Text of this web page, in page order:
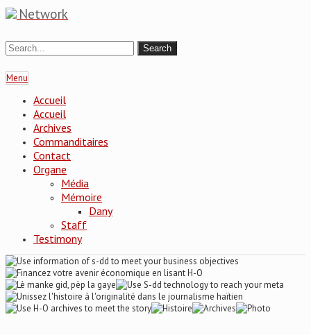
Network
Menu
Accueil
Accueil
Archives
Commanditaires
Contact
Organe
Média
Mémoire
Dany
Staff
Testimony